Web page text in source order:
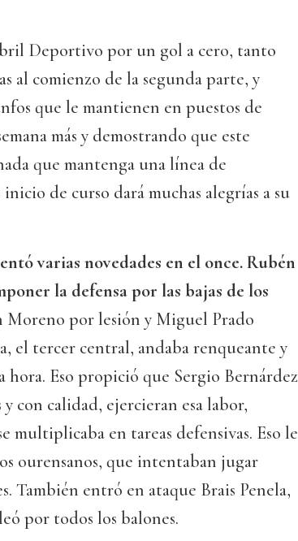
Deportivo por un gol a cero, tanto
al comienzo de la segunda parte, y
que le mantienen en puestos de
más y demostrando que este
que mantenga una línea de
de curso dará muchas alegrías a su
varias novedades en el once. Rubén
la defensa por las bajas de los
Moreno por lesión y Miguel Prado
el tercer central, andaba renqueante y
hora. Eso propició que Sergio Bernárdez
con calidad, ejercieran esa labor,
multiplicaba en tareas defensivas. Eso le
ourensanos, que intentaban jugar
También entró en ataque Brais Penela,
por todos los balones.